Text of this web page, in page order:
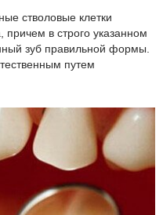
стволовые клетки
причем в строго указанном
зуб правильной формы.
путем